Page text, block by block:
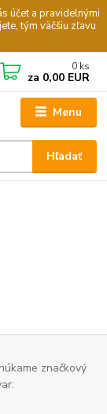
účet a pravidelnými
tým väčšiu zľavu
Menu
Hľadať
0 ks
za 0,00 EUR
značkový